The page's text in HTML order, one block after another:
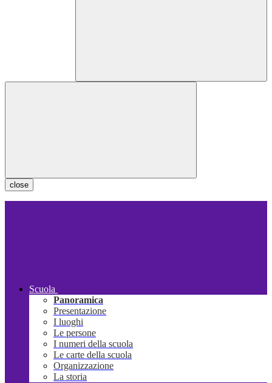
close
Scuola
Panoramica
Presentazione
I luoghi
Le persone
I numeri della scuola
Le carte della scuola
Organizzazione
La storia